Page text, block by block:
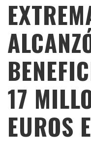
17
EUROS